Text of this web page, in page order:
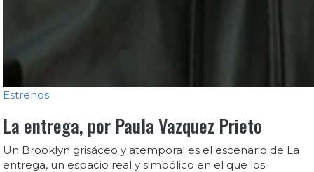
Estrenos
La entrega, por Paula Vazquez Prieto
Un Brooklyn grisáceo y atemporal es el escenario de La
entrega, un espacio real y simbólico en el que los